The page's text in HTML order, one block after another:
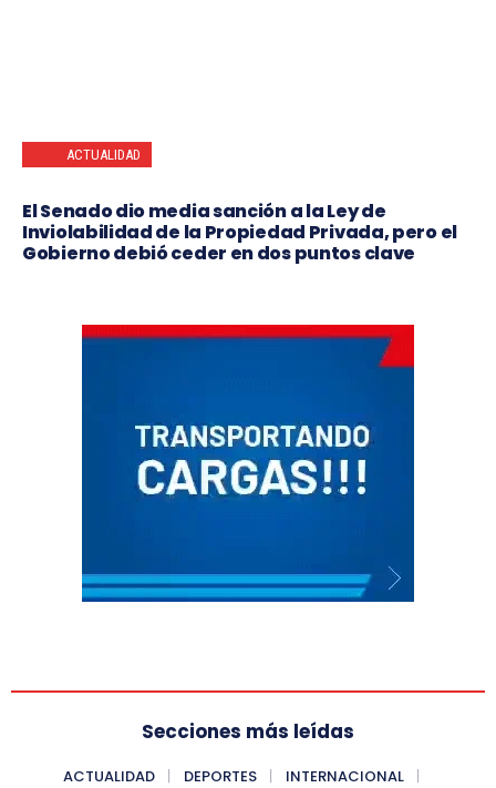
ACTUALIDAD
El Senado dio media sanción a la Ley de
Inviolabilidad de la Propiedad Privada, pero el
Gobierno debió ceder en dos puntos clave
Secciones más leídas
ACTUALIDAD DEPORTES
INTERNACIONAL